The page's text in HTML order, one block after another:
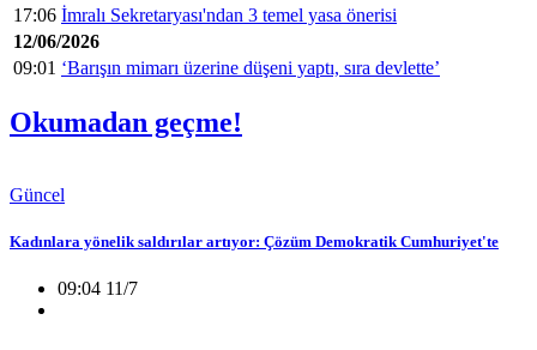
17:06 İmralı Sekretaryası'ndan 3 temel yasa önerisi
12/06/2026
09:01 ‘Barışın mimarı üzerine düşeni yaptı, sıra devlette’
Okumadan geçme!
Güncel
Kadınlara yönelik saldırılar artıyor: Çözüm Demokratik Cumhuriyet'te
09:04 11/7